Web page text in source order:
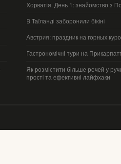
Хорватія. День 1: знайомство з
В Таїланді заборонили бікіні
Австрия: праздник на горных
Гастрономічні тури на
Як розмістити більше речей у
прості та ефективні лайфхаки